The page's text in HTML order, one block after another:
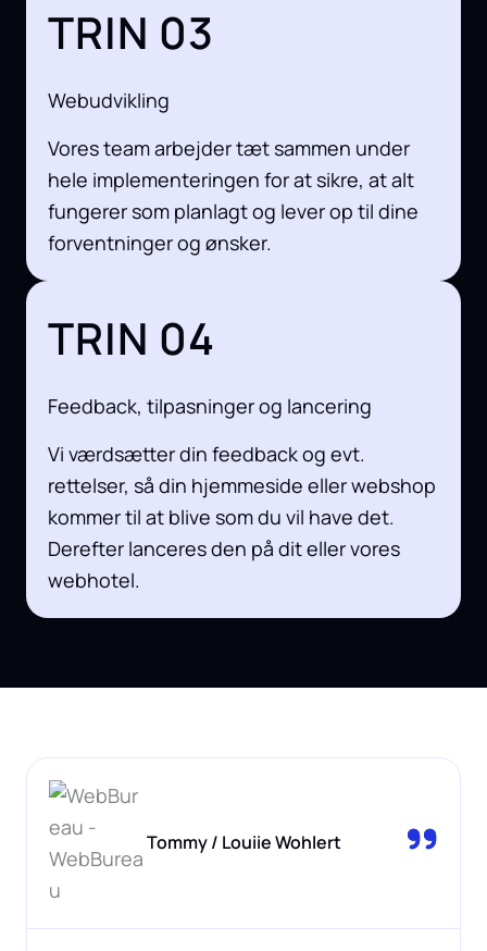
TRIN 03
Webudvikling
Vores team arbejder tæt sammen under
hele implementeringen for at sikre, at alt
fungerer som planlagt og lever op til dine
forventninger og ønsker.
TRIN 04
Feedback, tilpasninger og lancering
Vi værdsætter din feedback og evt.
rettelser, så din hjemmeside eller webshop
kommer til at blive som du vil have det.
Derefter lanceres den på dit eller vores
webhotel.
Tommy / Louiie Wohlert